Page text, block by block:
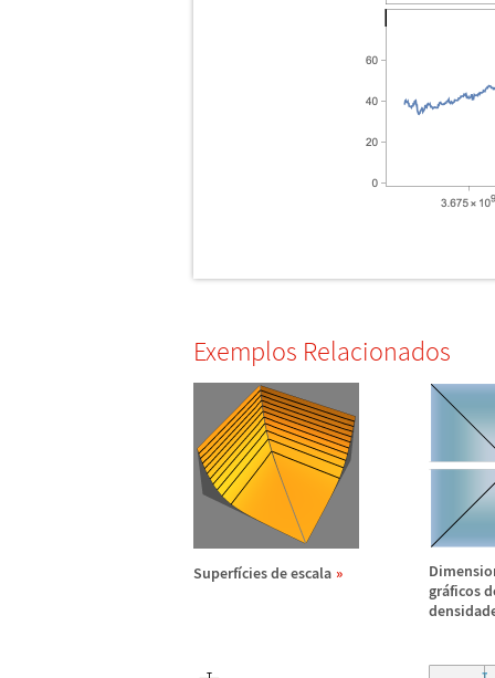
Exemplos Relacionados
Superfícies de escala
gráficos